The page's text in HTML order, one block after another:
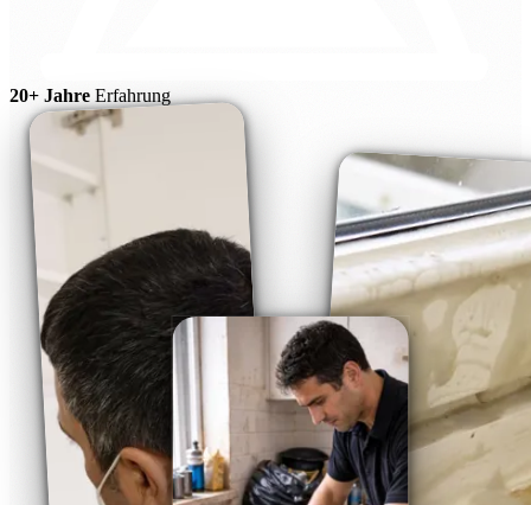
20+ Jahre Erfahrung